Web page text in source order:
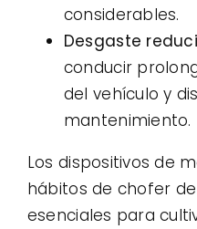
considerables.
Desgaste
conducir
del vehículo y
mantenimiento.
Los dispositivos de
hábitos de chofer
esenciales para